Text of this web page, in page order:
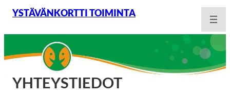
Siirry
YSTÄVÄNKORTTI TOIMINTA
YHTEYSTIEDOT